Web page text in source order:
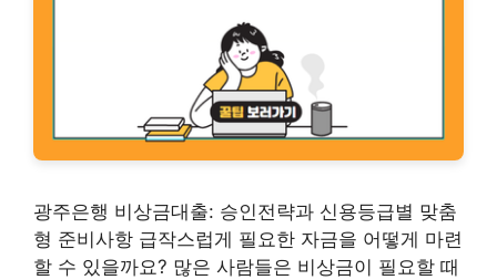
광주은행 비상금대출: 승인전략과 신용등급별 맞춤
형 준비사항 급작스럽게 필요한 자금을 어떻게 마련
할 수 있을까요? 많은 사람들은 비상금이 필요할 때